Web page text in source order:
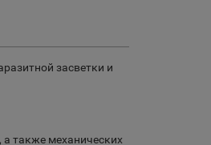
засветки и
также механических